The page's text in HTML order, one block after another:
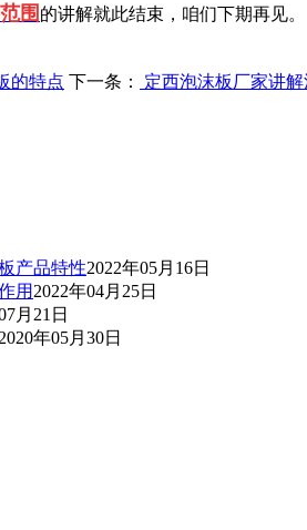
围 的讲解就此结束，咱们下期再见。
的特点 下一条： 定西泡沫板厂家讲
产品特性2022年05月16日
用2022年04月25日
月21日
年05月30日